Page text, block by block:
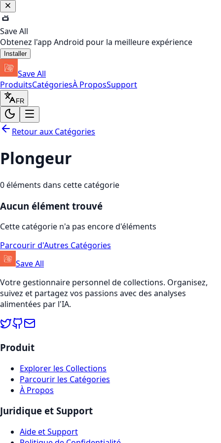
Save All
Obtenez l'app Android pour la meilleure expérience
Installer
Save All
ProduitsCatégoriesÀ ProposSupport
FR
Retour aux Catégories
Plongeur
0éléments dans cette catégorie
Aucun élément trouvé
Cette catégorie n'a pas encore d'éléments
Parcourir d'Autres Catégories
Save All
Votre gestionnaire personnel de collections. Organisez,
suivez et partagez vos passions avec des analyses
alimentées par l'IA.
Produit
Explorer les Collections
Parcourir les Catégories
À Propos
Juridique et Support
Aide et Support